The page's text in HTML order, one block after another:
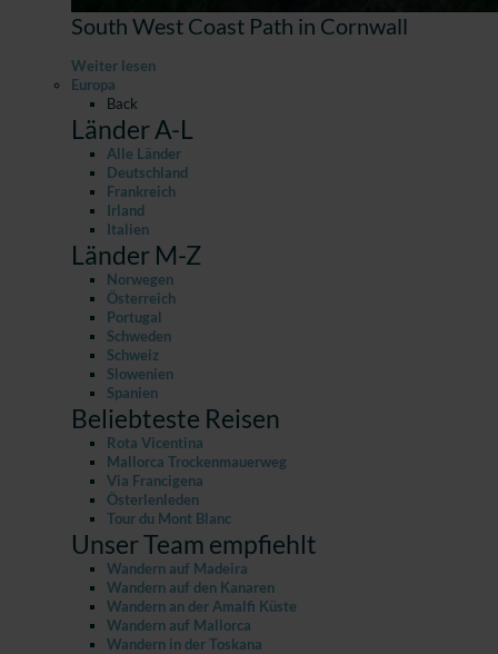
South West Coast Path in Cornwall
Weiter lesen
Europa
Back
Länder A-L
Alle Länder
Deutschland
Frankreich
Irland
Italien
Länder M-Z
Norwegen
Österreich
Portugal
Schweden
Schweiz
Slowenien
Spanien
Beliebteste Reisen
Rota Vicentina
Mallorca Trockenmauerweg
Via Francigena
Österlenleden
Tour du Mont Blanc
Unser Team empfiehlt
Wandern auf Madeira
Wandern auf den Kanaren
Wandern an der Amalfi Küste
Wandern auf Mallorca
Wandern in der Toskana